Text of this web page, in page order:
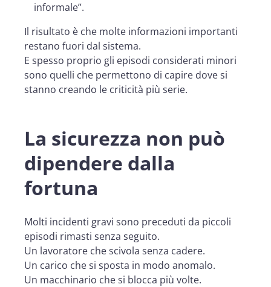
informale”.
Il risultato è che molte informazioni importanti
restano fuori dal sistema.
E spesso proprio gli episodi considerati minori
sono quelli che permettono di capire dove si
stanno creando le criticità più serie.
La sicurezza non può
dipendere dalla
fortuna
Molti incidenti gravi sono preceduti da piccoli
episodi rimasti senza seguito.
Un lavoratore che scivola senza cadere.
Un carico che si sposta in modo anomalo.
Un macchinario che si blocca più volte.